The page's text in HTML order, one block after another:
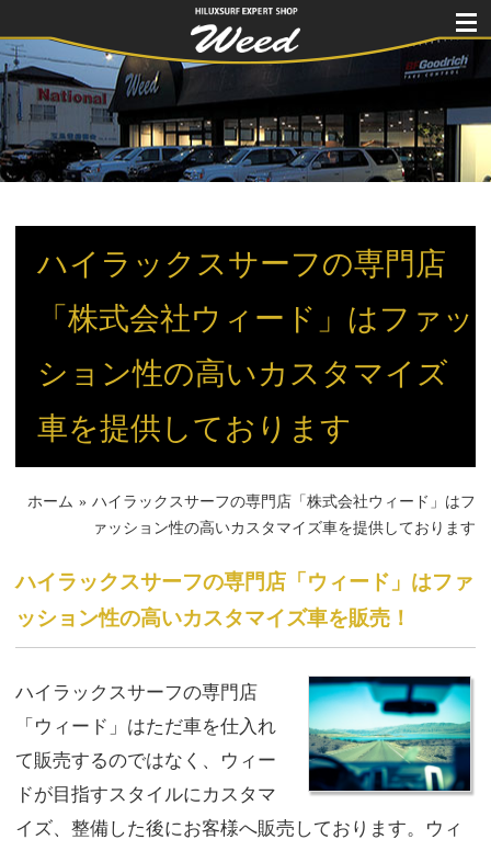
HILUXSURF
SHOP Weed
ハイラックスサーフの専門店
「株式会社ウィード」はファッ
ション性の高いカスタマイズ
車を提供しております
ホーム » ハイラックスサーフの専門店「株式会社ウィード」はフ
ァッション性の高いカスタマイズ車を提供しております
ハイラックスサーフの専門店「ウィード」はファ
ッション性の高いカスタマイズ車を販売！
ハイラックスサーフの専門店
「ウィード」はただ車を仕入れ
て販売するのではなく、ウィー
ドが目指すスタイルにカスタマ
イズ、整備した後にお客様へ販売しております。ウィ